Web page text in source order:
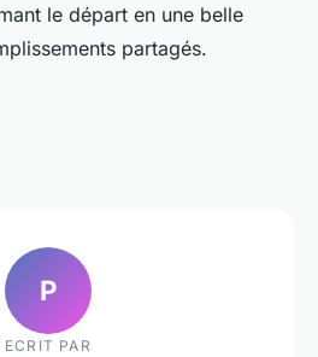
le départ en une belle
partagés.
P
ECRIT PAR